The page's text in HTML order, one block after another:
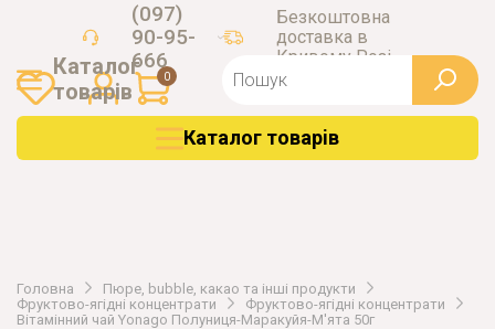
(097)
90-95-
666
Безкоштовна
доставка в
Кривому Розі
0
Каталог
товарiв
Каталог товарiв
Головна
Пюре, bubble, какао та інші продукти
Фруктово-ягідні концентрати
Фруктово-ягідні концентрати
Вітамінний чай Yonago Полуниця-Маракуйя-М'ята 50г